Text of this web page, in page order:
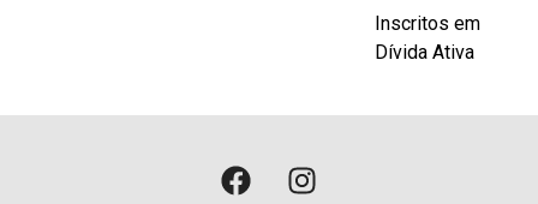
Inscritos em
Dívida Ativa